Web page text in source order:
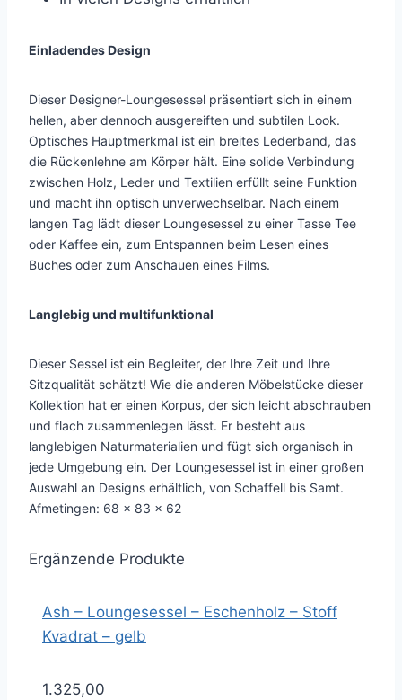
Einladendes Design
Dieser Designer-Loungesessel präsentiert sich in einem
hellen, aber dennoch ausgereiften und subtilen Look.
Optisches Hauptmerkmal ist ein breites Lederband, das
die Rückenlehne am Körper hält. Eine solide Verbindung
zwischen Holz, Leder und Textilien erfüllt seine Funktion
und macht ihn optisch unverwechselbar. Nach einem
langen Tag lädt dieser Loungesessel zu einer Tasse Tee
oder Kaffee ein, zum Entspannen beim Lesen eines
Buches oder zum Anschauen eines Films.
Langlebig und multifunktional
Dieser Sessel ist ein Begleiter, der Ihre Zeit und Ihre
Sitzqualität schätzt! Wie die anderen Möbelstücke dieser
Kollektion hat er einen Korpus, der sich leicht abschrauben
und flach zusammenlegen lässt. Er besteht aus
langlebigen Naturmaterialien und fügt sich organisch in
jede Umgebung ein. Der Loungesessel ist in einer großen
Auswahl an Designs erhältlich, von Schaffell bis Samt.
Afmetingen: 68 x 83 x 62
Ergänzende Produkte
Ash – Loungesessel – Eschenholz – Stoff
Kvadrat – gelb
1.325,00